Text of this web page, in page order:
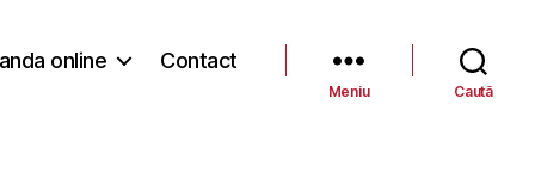
online Contact
Meniu Caută